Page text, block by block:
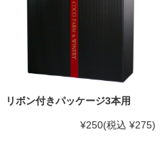
リボン付きパッケージ3本用
¥250(税込 ¥275)